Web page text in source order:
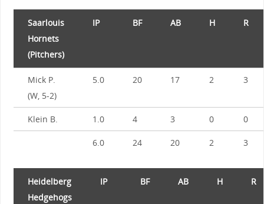
Saarlouis
Hornets
(Pitchers)
IP BF AB H R
Mick P.
(W, 5-2)
5.0 20 17 2 3
Klein B. 1.0 4 3 0 0
6.0 24 20 2 3
Heidelberg
Hedgehogs
IP BF AB H R